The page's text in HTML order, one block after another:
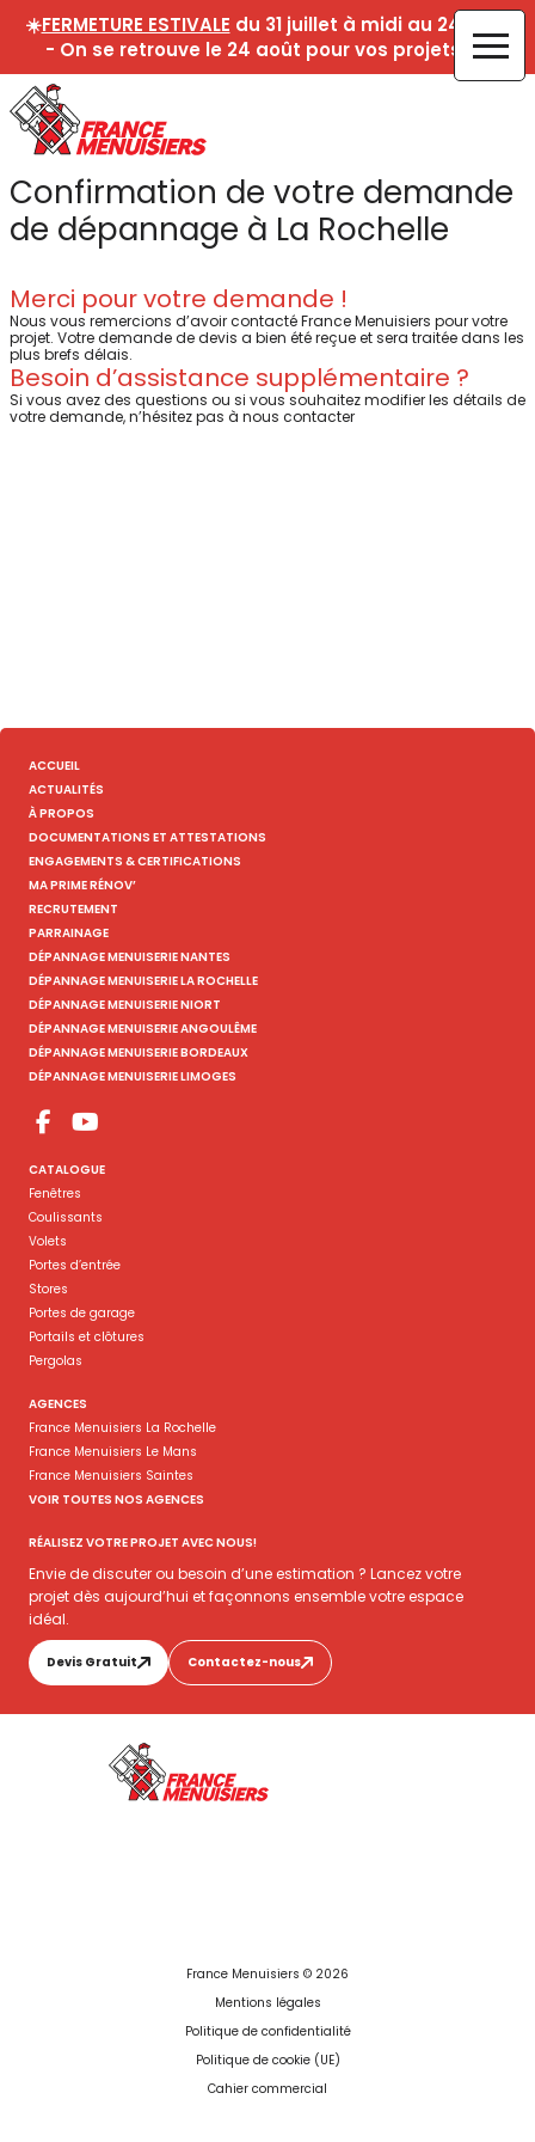
☀️FERMETURE ESTIVALE du 31 juillet à midi au 24 août
- On se retrouve le 24 août pour vos projets !☀️
Confirmation de votre demande
de dépannage à La Rochelle
Merci pour votre demande !
Nous vous remercions d’avoir contacté France Menuisiers pour votre
projet. Votre demande de devis a bien été reçue et sera traitée dans les
plus brefs délais.
Besoin d’assistance supplémentaire ?
Si vous avez des questions ou si vous souhaitez modifier les détails de
votre demande, n’hésitez pas à nous contacter
ACCUEIL
ACTUALITÉS
À PROPOS
DOCUMENTATIONS ET ATTESTATIONS
ENGAGEMENTS & CERTIFICATIONS
MA PRIME RÉNOV’
RECRUTEMENT
PARRAINAGE
DÉPANNAGE MENUISERIE NANTES
DÉPANNAGE MENUISERIE LA ROCHELLE
DÉPANNAGE MENUISERIE NIORT
DÉPANNAGE MENUISERIE ANGOULÊME
DÉPANNAGE MENUISERIE BORDEAUX
DÉPANNAGE MENUISERIE LIMOGES
CATALOGUE
Fenêtres
Coulissants
Volets
Portes d’entrée
Stores
Portes de garage
Portails et clôtures
Pergolas
AGENCES
France Menuisiers La Rochelle
France Menuisiers Le Mans
France Menuisiers Saintes
VOIR TOUTES NOS AGENCES
RÉALISEZ VOTRE PROJET AVEC NOUS!
Envie de discuter ou besoin d’une estimation ? Lancez votre
projet dès aujourd’hui et façonnons ensemble votre espace
idéal.
Devis Gratuit Contactez-nous
France Menuisiers © 2026
Mentions légales
Politique de confidentialité
Politique de cookie (UE)
Cahier commercial